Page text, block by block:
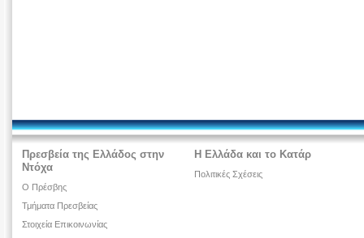
Πρεσβεία της Ελλάδος στην
Ντόχα
Ο Πρέσβης
Τμήματα Πρεσβείας
Στοιχεία Επικοινωνίας
Η Ελλάδα και το Κατάρ
Πολιτικές Σχέσεις